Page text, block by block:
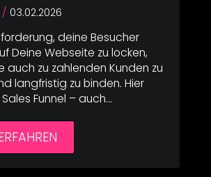
03.02.2026
deine Besucher
Deine Webseite zu locken,
auch zu zahlenden Kunden zu
langfristig zu binden. Hier
Funnel – auch…